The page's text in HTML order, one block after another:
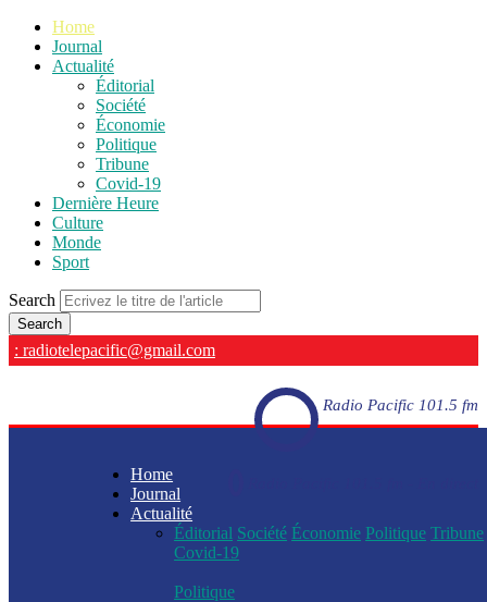
Home
Journal
Actualité
Éditorial
Société
Économie
Politique
Tribune
Covid-19
Dernière Heure
Culture
Monde
Sport
Search
: radiotelepacific@gmail.com
Radio Pacific 101.5 fm
Home
Journal
Actualité
Éditorial Société Économie Politique Tribune
Covid-19
Politique